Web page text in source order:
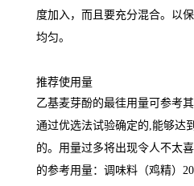
度加入，而且要充分混合。以
均匀。
推荐使用量
乙基麦芽酚的最徍用量可参考
通过优选法试验确定的,能够达
的。用量过多将出现令人不太
的参考用量：调味料（鸡精）